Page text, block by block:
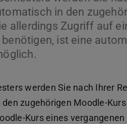
in den
allerdings Zugriff auf
ist eine
werden Sie nach Ihrer
zugehörigen Moodle-
Kurs eines